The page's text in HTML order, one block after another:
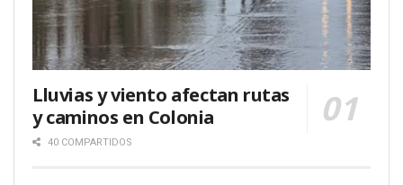
Lluvias y viento afectan rutas
y caminos en Colonia
40 COMPARTIDOS